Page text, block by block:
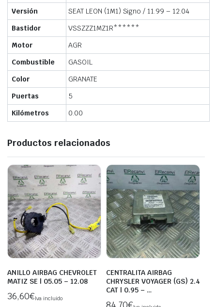
Versión
SEAT LEON (1M1) Signo / 11.99 – 12.04
Bastidor
VSSZZZ1MZ1R******
Motor
AGR
Combustible
GASOIL
Color
GRANATE
Puertas
5
Kilómetros
0.00
Productos relacionados
ANILLO AIRBAG CHEVROLET
MATIZ SE | 05.05 – 12.08
36,60€Iva incluido
CENTRALITA AIRBAG
CHRYSLER VOYAGER (GS) 2.4
CAT | 0.95 – …